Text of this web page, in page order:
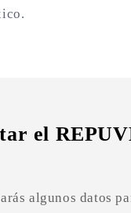
el
algunos datos